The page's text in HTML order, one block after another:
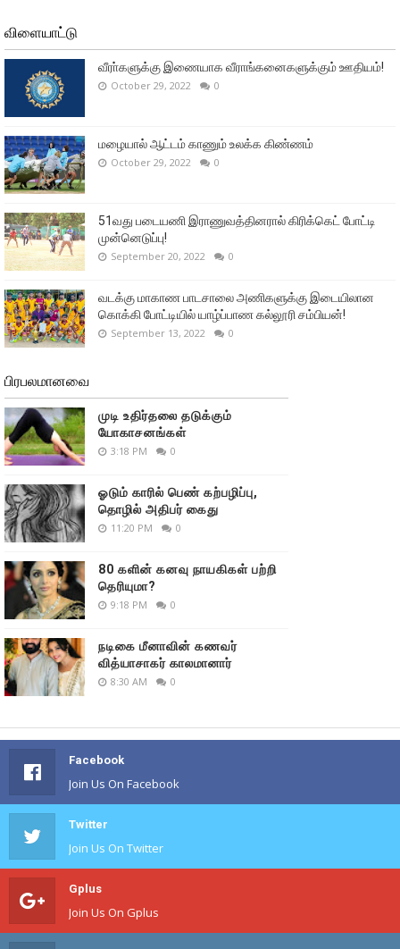
விளையாட்டு
வீரா்களுக்கு இணையாக வீராங்கனைகளுக்கும் ஊதியம்!
October 29, 2022 0
மழையால் ஆட்டம் காணும் உலக்க கிண்ணம்
October 29, 2022 0
51வது படையணி இராணுவத்தினரால் கிரிக்கெட் போட்டி
முன்னெடுப்பு!
September 20, 2022 0
வடக்கு மாகாண பாடசாலை அணிகளுக்கு இடையிலான
கொக்கி போட்டியில் யாழ்ப்பாண கல்லூரி சம்பியன்!
September 13, 2022 0
பிரபலமானவை
முடி உதிர்தலை தடுக்கும்
யோகாசனங்கள்
3:18 PM 0
ஓடும் காரில் பெண் கற்பழிப்பு,
தொழில் அதிபர் கைது
11:20 PM 0
80 களின் கனவு நாயகிகள் பற்றி
தெரியுமா?
9:18 PM 0
நடிகை மீனாவின் கணவர்
வித்யாசாகர் காலமானார்
8:30 AM 0
Facebook
Join Us On Facebook
Twitter
Join Us On Twitter
Gplus
Join Us On Gplus